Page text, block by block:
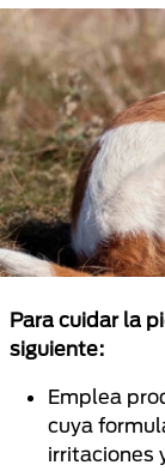
Para cuidar la
siguiente:
Emplea
cuya
irritaciones